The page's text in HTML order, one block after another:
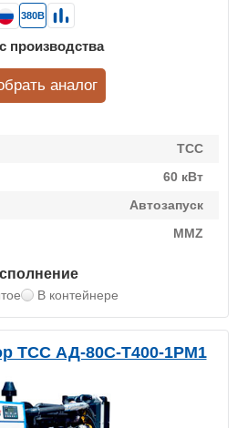
ТСС
60 кВт
Автозапуск
MMZ
В контейнере
380В
производства
аналог
ТСС АД-80С-Т400-1РМ1